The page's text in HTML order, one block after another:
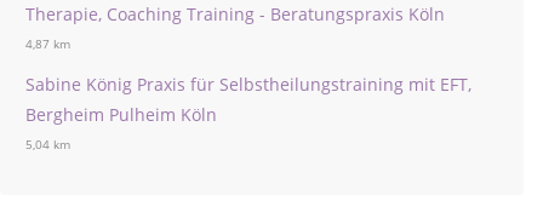
Therapie, Coaching Training - Beratungspraxis Köln
4,87 km
Sabine König Praxis für Selbstheilungstraining mit EFT,
Bergheim Pulheim Köln
5,04 km